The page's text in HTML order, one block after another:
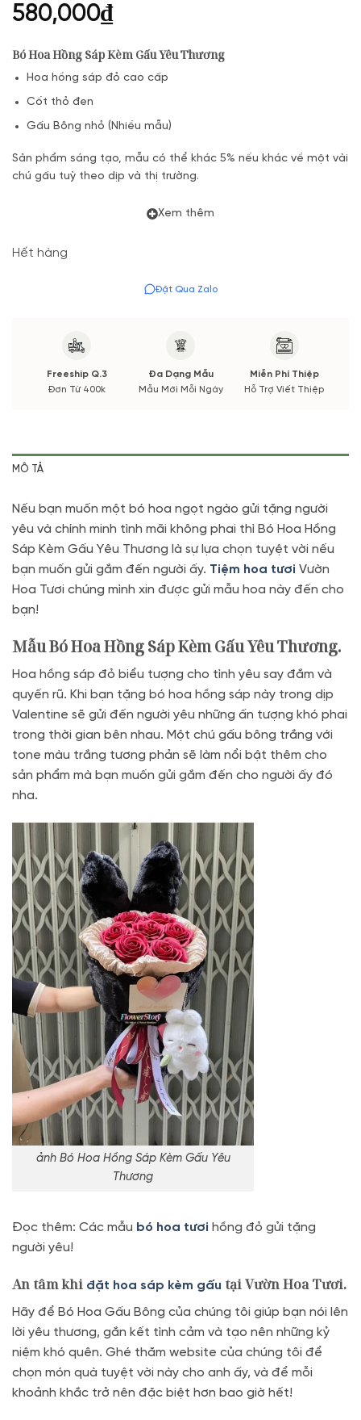
580,000₫
Bó Hoa Hồng Sáp Kèm Gấu Yêu Thương
Hoa hồng sáp đỏ cao cấp
Cốt thỏ đen
Gấu Bông nhỏ (Nhiều mẫu)
Sản phẩm sáng tạo, mẫu có thể khác 5% nếu khác về một vài
chú gấu tuỳ theo dịp và thị trường.
Xem thêm
Hết hàng
Đặt Qua Zalo
Freeship Q.3
Đơn Từ 400k
Đa Dạng Mẫu
Mẫu Mới Mỗi Ngày
Miễn Phí Thiệp
Hỗ Trợ Viết Thiệp
MÔ TẢ
Nếu bạn muốn một bó hoa ngọt ngào gửi tặng người
yêu và chính minh tình mãi không phai thì Bó Hoa Hồng
Sáp Kèm Gấu Yêu Thương là sự lựa chọn tuyệt vời nếu
bạn muốn gửi gắm đến người ấy. Tiệm hoa tươi Vườn
Hoa Tươi chúng mình xin được gửi mẫu hoa này đến cho
bạn!
Mẫu Bó Hoa Hồng Sáp Kèm Gấu Yêu Thương.
Hoa hồng sáp đỏ biểu tượng cho tình yêu say đắm và
quyến rũ. Khi bạn tặng bó hoa hồng sáp này trong dịp
Valentine sẽ gửi đến người yêu những ấn tượng khó phai
trong thời gian bên nhau. Một chú gấu bông trắng với
tone màu trắng tương phản sẽ làm nổi bật thêm cho
sản phẩm mà bạn muốn gửi gắm đến cho người ấy đó
nha.
ảnh Bó Hoa Hồng Sáp Kèm Gấu Yêu
Thương
Đọc thêm: Các mẫu bó hoa tươi hồng đỏ gửi tặng
người yêu!
An tâm khi đặt hoa sáp kèm gấu tại Vườn Hoa Tươi.
Hãy để Bó Hoa Gấu Bông của chúng tôi giúp bạn nói lên
lời yêu thương, gắn kết tình cảm và tạo nên những kỷ
niệm khó quên. Ghé thăm website của chúng tôi để
chọn món quà tuyệt vời này cho anh ấy, và để mỗi
khoảnh khắc trở nên đặc biệt hơn bao giờ hết!